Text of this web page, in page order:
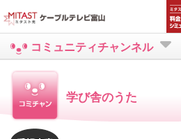
コミュニティチャンネル
学び舎のうた